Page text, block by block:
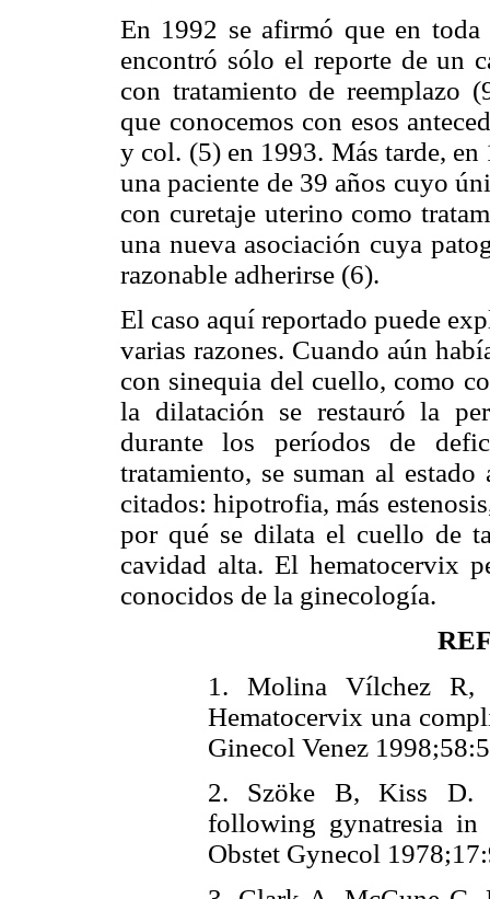
En 1992 se afirmó que en
encontró sólo el reporte de un
con tratamiento de reemplazo
que conocemos con esos
y col. (5) en 1993. Más tarde,
una paciente de 39 años cuyo
con curetaje uterino como
una nueva asociación cuya
razonable adherirse (6).
El caso aquí reportado puede
varias razones. Cuando aún
con sinequia del cuello, como
la dilatación se restauró la
durante los períodos de
tratamiento, se suman al
citados: hipotrofia, más
por qué se dilata el cuello de
cavidad alta. El hematocervix
conocidos de la ginecología.
1. Molina Vílchez R,
Hematocervix una
Ginecol Venez
2. Szöke B, Kiss D.
following gynatresia
Obstet Gynecol